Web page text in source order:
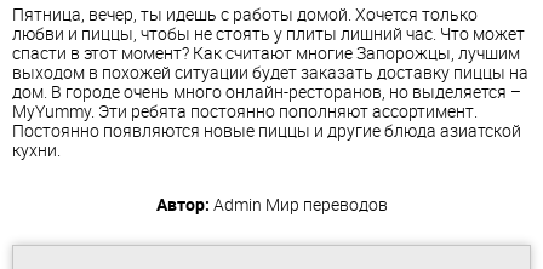
Пятница, вечер, ты идешь с работы домой. Хочется только
любви и пиццы, чтобы не стоять у плиты лишний час. Что может
спасти в этот момент? Как считают многие Запорожцы, лучшим
выходом в похожей ситуации будет заказать доставку пиццы на
дом. В городе очень много онлайн-ресторанов, но выделяется –
MyYummy. Эти ребята постоянно пополняют ассортимент.
Постоянно появляются новые пиццы и другие блюда азиатской
кухни.
Автор: Admin Мир переводов